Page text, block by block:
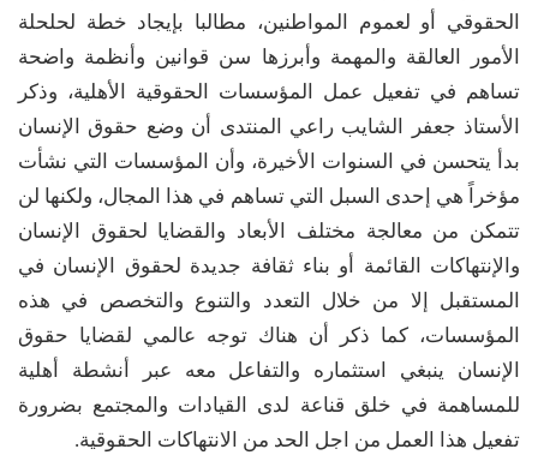
الحقوقي أو لعموم المواطنين، مطالبا بإيجاد خطة لحلحلة
الأمور العالقة والمهمة وأبرزها سن قوانين وأنظمة واضحة
تساهم في تفعيل عمل المؤسسات الحقوقية الأهلية، وذكر
الأستاذ جعفر الشايب راعي المنتدى أن وضع حقوق الإنسان
بدأ يتحسن في السنوات الأخيرة، وأن المؤسسات التي نشأت
مؤخراً هي إحدى السبل التي تساهم في هذا المجال، ولكنها لن
تتمكن من معالجة مختلف الأبعاد والقضايا لحقوق الإنسان
والإنتهاكات القائمة أو بناء ثقافة جديدة لحقوق الإنسان في
المستقبل إلا من خلال التعدد والتنوع والتخصص في هذه
المؤسسات، كما ذكر أن هناك توجه عالمي لقضايا حقوق
الإنسان ينبغي استثماره والتفاعل معه عبر أنشطة أهلية
للمساهمة في خلق قناعة لدى القيادات والمجتمع بضرورة
تفعيل هذا العمل من اجل الحد من الانتهاكات الحقوقية.